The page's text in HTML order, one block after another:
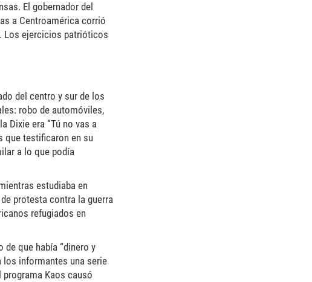
El gobernador del
a Centroamérica corrió
Los ejercicios patrióticos
del centro y sur de los
robo de automóviles,
Dixie era “Tú no vas a
que testificaron en su
a lo que podía
estudiaba en
protesta contra la guerra
refugiados en
que había “dinero y
los informantes una serie
Kaos causó